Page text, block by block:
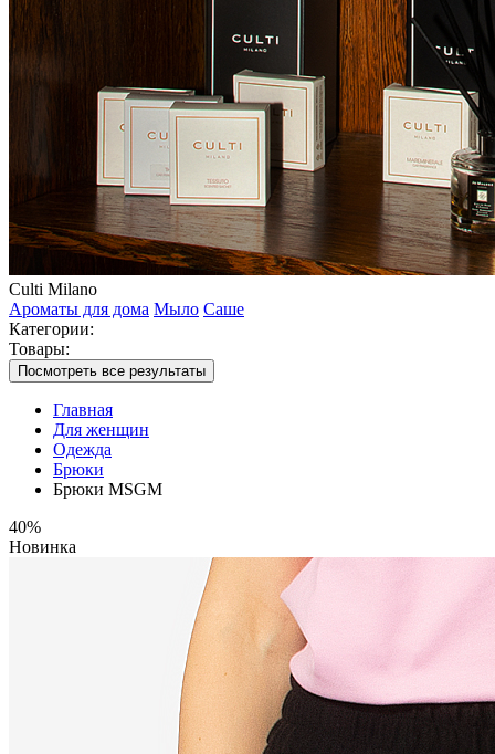
Culti Milano
Ароматы для дома Мыло Саше
Категории:
Товары:
Посмотреть все результаты
Главная
Для женщин
Одежда
Брюки
Брюки MSGM
40%
Новинка